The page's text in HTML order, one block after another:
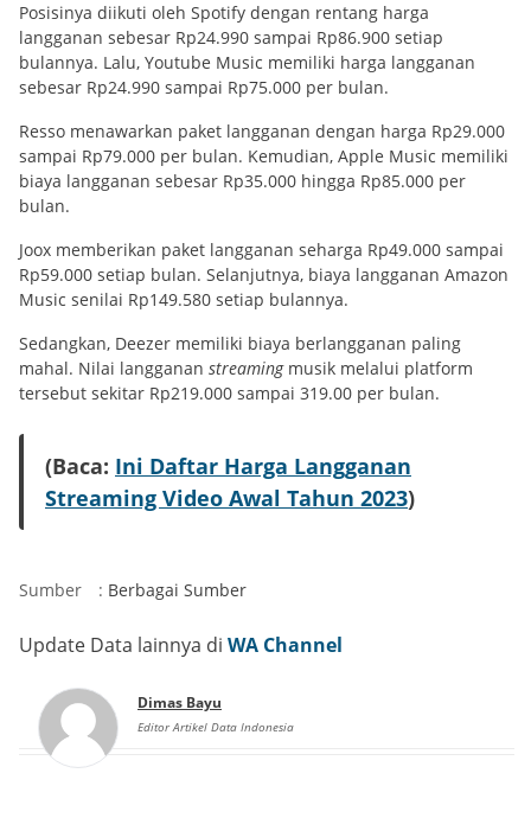
Posisinya diikuti oleh Spotify dengan rentang harga
langganan sebesar Rp24.990 sampai Rp86.900 setiap
bulannya. Lalu, Youtube Music memiliki harga langganan
sebesar Rp24.990 sampai Rp75.000 per bulan.
Resso menawarkan paket langganan dengan harga Rp29.000
sampai Rp79.000 per bulan. Kemudian, Apple Music memiliki
biaya langganan sebesar Rp35.000 hingga Rp85.000 per
bulan.
Joox memberikan paket langganan seharga Rp49.000 sampai
Rp59.000 setiap bulan. Selanjutnya, biaya langganan Amazon
Music senilai Rp149.580 setiap bulannya.
Sedangkan, Deezer memiliki biaya berlangganan paling
mahal. Nilai langganan streamingmusik melalui platform
tersebut sekitar Rp219.000 sampai 319.00 per bulan.
(Baca: Ini Daftar Harga Langganan
Streaming Video Awal Tahun 2023)
Sumber : Berbagai Sumber
Update Data lainnya di WA Channel
Dimas Bayu
Editor Artikel Data Indonesia